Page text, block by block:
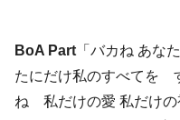
BoA Part 「バカね あ
たにだけ私のすべてを
ね 私だけの愛 私だけ